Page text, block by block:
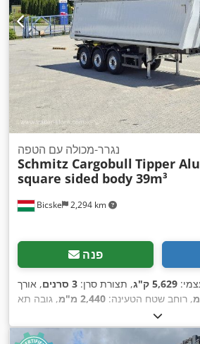
Bicske 2,294 km
נגרר-מכולה עם הטפה
Schmitz Cargobull Tipper
square sided body 39m³
פנה
5,629 ק"ג , תצורת סרן: 3 סרנים
, אורך
, רוחב שטח הטעינה: 2,440 מ"מ
, גובה תא
נפח שטח טעינה:
צמיג:385/65 R22,5 , ציוד:מערכת בלימה